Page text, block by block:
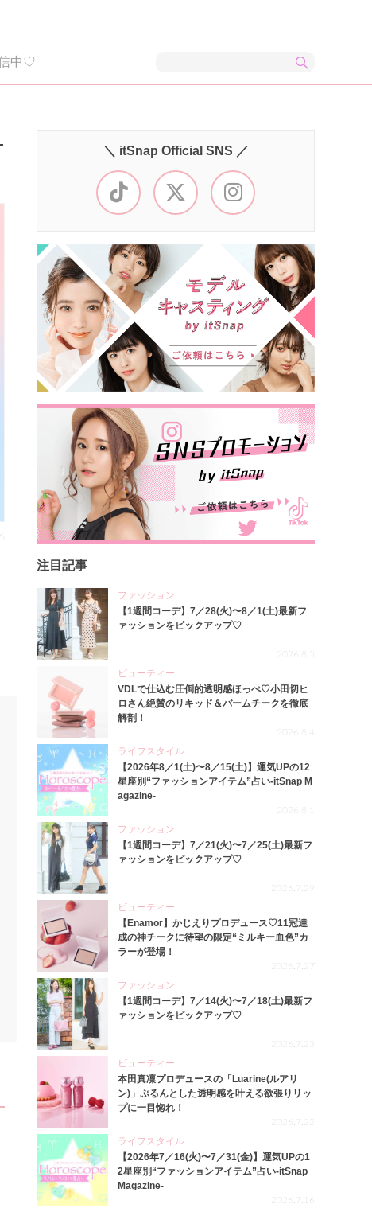
中♡
＼ itSnap Official SNS ／
注目記事
ファッション
【1週間コーデ】7／28(火)〜8／1(土)最新フ
ァッションをピックアップ♡
2026.8.5
ビューティー
VDLで仕込む圧倒的透明感ほっぺ♡小田切ヒ
ロさん絶賛のリキッド＆バームチークを徹底
解剖！
2026.8.4
ライフスタイル
【2026年8／1(土)〜8／15(土)】運気UPの12
星座別“ファッションアイテム”占い-itSnap M
agazine-
2026.8.1
ファッション
【1週間コーデ】7／21(火)〜7／25(土)最新フ
ァッションをピックアップ♡
2026.7.29
ビューティー
【Enamor】かじえりプロデュース♡11冠達
成の神チークに待望の限定“ミルキー血色”カ
ラーが登場！
2026.7.27
ファッション
【1週間コーデ】7／14(火)〜7／18(土)最新フ
ァッションをピックアップ♡
2026.7.23
ビューティー
本田真凜プロデュースの「Luarine(ルアリ
ン)」ぷるんとした透明感を叶える欲張りリッ
プに一目惚れ！
2026.7.22
ライフスタイル
【2026年7／16(火)〜7／31(金)】運気UPの1
2星座別“ファッションアイテム”占い-itSnap
Magazine-
2026.7.16